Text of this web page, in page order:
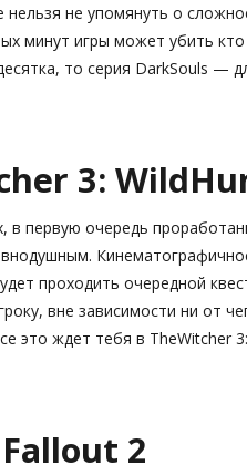
не упомянуть о
минут игры может убить
то серия DarkSouls —
3:
в первую очередь
проходить очередной
вне зависимости ни от
это ждет тебя в TheWitcher
Fallout 2